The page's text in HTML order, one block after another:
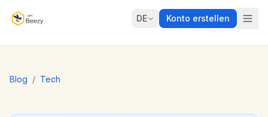
DE Konto erstellen
Blog / Tech